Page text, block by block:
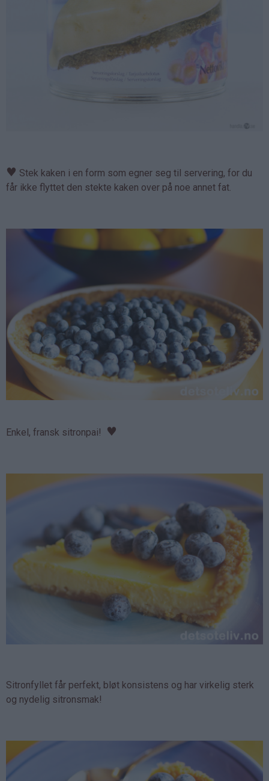
♥ Stek kaken i en form som egner seg til servering, for du
får ikke flyttet den stekte kaken over på noe annet fat.
Enkel, fransk sitronpai! ♥
Sitronfyllet får perfekt, bløt konsistens og har virkelig sterk
og nydelig sitronsmak!